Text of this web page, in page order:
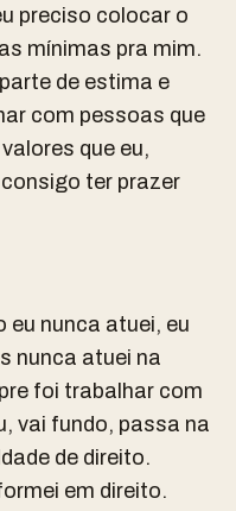
preciso colocar o
mínimas pra mim.
de estima e
com pessoas que
que eu,
ter prazer
eu nunca atuei, eu
nunca atuei na
foi trabalhar com
vai fundo, passa na
de direito.
em direito.